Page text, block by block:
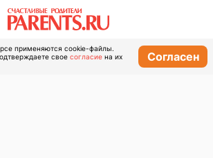
применяются cookie-файлы.
свое согласие на их
Согласен